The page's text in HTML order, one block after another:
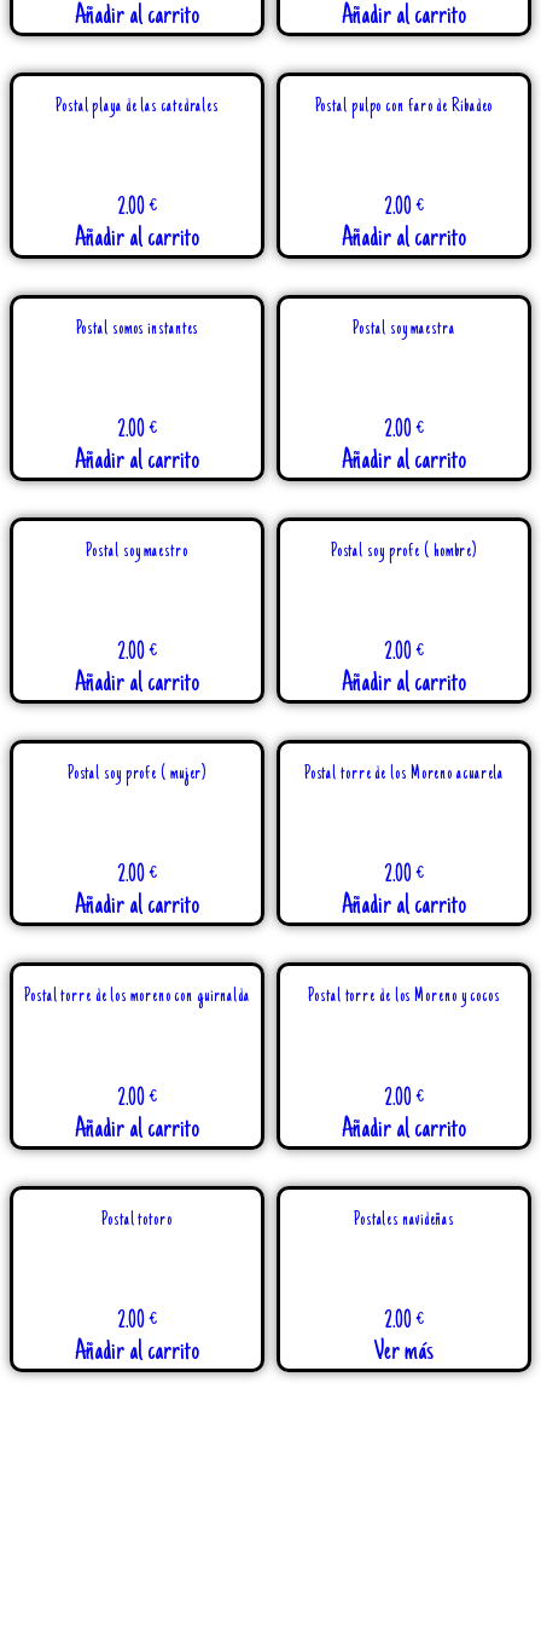
Añadir al carrito Añadir al carrito
Postal playa de las catedrales
2.00€
Añadir al carrito
Postal pulpo con faro de Ribadeo
2.00€
Añadir al carrito
Postal somos instantes
2.00€
Añadir al carrito
Postal soy maestra
2.00€
Añadir al carrito
Postal soy maestro
2.00€
Añadir al carrito
Postal soy profe ( hombre)
2.00€
Añadir al carrito
Postal soy profe ( mujer)
2.00€
Añadir al carrito
Postal torre de los Moreno acuarela
2.00€
Añadir al carrito
Postal torre de los moreno con guirnalda
2.00€
Añadir al carrito
Postal torre de los Moreno y cocos
2.00€
Añadir al carrito
Postal totoro
2.00€
Añadir al carrito
Postales navideñas
2.00€
Ver más